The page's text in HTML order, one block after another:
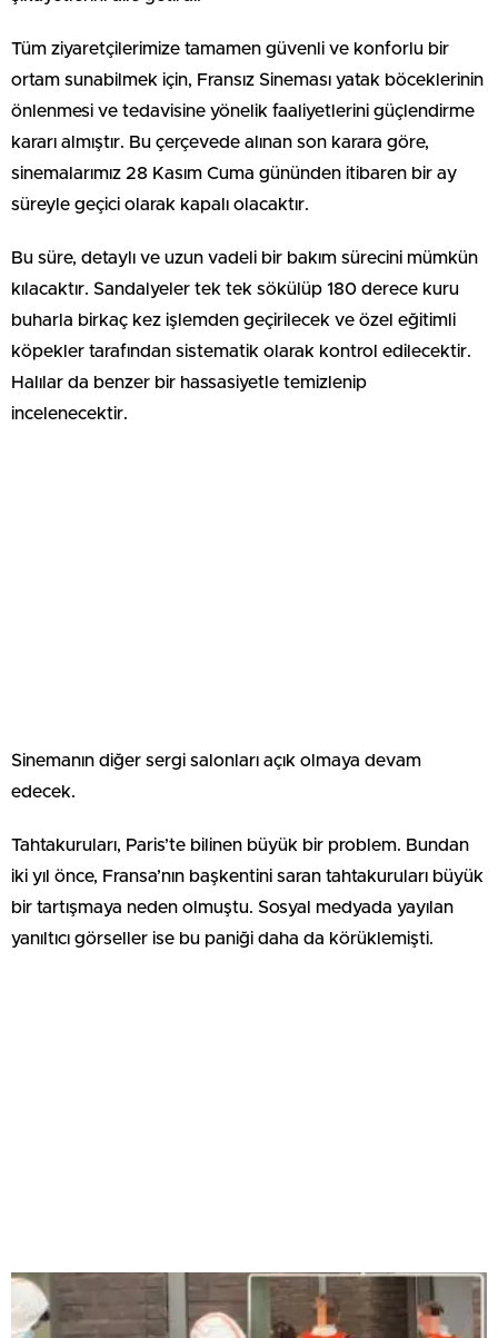
Tüm ziyaretçilerimize tamamen güvenli ve konforlu bir
ortam sunabilmek için, Fransız Sineması yatak böceklerinin
önlenmesi ve tedavisine yönelik faaliyetlerini güçlendirme
kararı almıştır. Bu çerçevede alınan son karara göre,
sinemalarımız 28 Kasım Cuma gününden itibaren bir ay
süreyle geçici olarak kapalı olacaktır.
Bu süre, detaylı ve uzun vadeli bir bakım sürecini mümkün
kılacaktır. Sandalyeler tek tek sökülüp 180 derece kuru
buharla birkaç kez işlemden geçirilecek ve özel eğitimli
köpekler tarafından sistematik olarak kontrol edilecektir.
Halılar da benzer bir hassasiyetle temizlenip
incelenecektir.
Sinemanın diğer sergi salonları açık olmaya devam
edecek.
Tahtakuruları, Paris’te bilinen büyük bir problem. Bundan
iki yıl önce, Fransa’nın başkentini saran tahtakuruları büyük
bir tartışmaya neden olmuştu. Sosyal medyada yayılan
yanıltıcı görseller ise bu paniği daha da körüklemişti.